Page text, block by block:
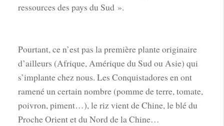
ressources des pays du Sud ».
Pourtant, ce n’est pas la première plante originaire
d’ailleurs (Afrique, Amérique du Sud ou Asie) qui
s’implante chez nous. Les Conquistadores en ont
ramené un certain nombre (pomme de terre, tomate,
poivron, piment…), le riz vient de Chine, le blé du
Proche Orient et du Nord de la Chine…